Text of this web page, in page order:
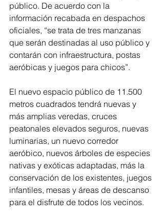
público. De acuerdo con la
información recabada en despachos
oficiales, “se trata de tres manzanas
que serán destinadas al uso público y
contarán con infraestructura, postas
aeróbicas y juegos para chicos”.
El nuevo espacio público de 11.500
metros cuadrados tendrá nuevas y
más amplias veredas, cruces
peatonales elevados seguros, nuevas
luminarias, un nuevo corredor
aeróbico, nuevos árboles de especies
nativas y exóticas adaptadas, más la
conservación de los existentes, juegos
infantiles, mesas y áreas de descanso
para el disfrute de todos los vecinos.